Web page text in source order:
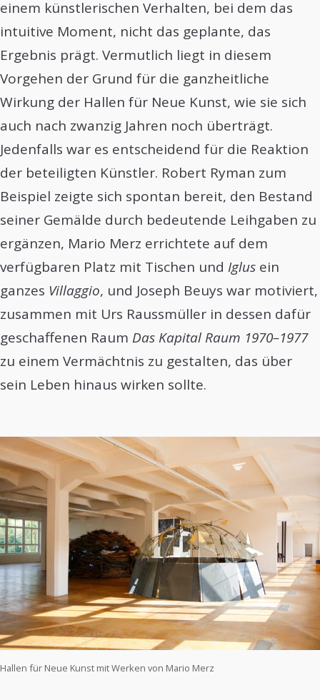
einem künstlerischen Verhalten, bei dem das
intuitive Moment, nicht das geplante, das
Ergebnis prägt. Vermutlich liegt in diesem
Vorgehen der Grund für die ganzheitliche
Wirkung der Hallen für Neue Kunst, wie sie sich
auch nach zwanzig Jahren noch überträgt.
Jedenfalls war es entscheidend für die Reaktion
der beteiligten Künstler. Robert Ryman zum
Beispiel zeigte sich spontan bereit, den Bestand
seiner Gemälde durch bedeutende Leihgaben zu
ergänzen, Mario Merz errichtete auf dem
verfügbaren Platz mit Tischen und Iglus ein
ganzes Villaggio, und Joseph Beuys war motiviert,
zusammen mit Urs Raussmüller in dessen dafür
geschaffenen Raum Das Kapital Raum 1970–1977
zu einem Vermächtnis zu gestalten, das über
sein Leben hinaus wirken sollte.
Hallen für Neue Kunst mit Werken von Mario Merz